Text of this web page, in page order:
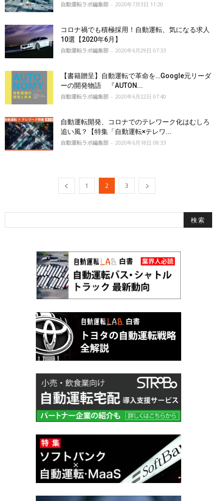
自動運転ラボ編集部 - 2020年7月3日 11:20
コロナ禍でも積極採用！自動運転、気になる求人
10選【2020年6月】
自動運転ラボ編集部 - 2020年6月29日 07:33
【書籍贈呈】自動運転で革命を…Google元リーダ
ーの開発物語 『AUTON...
自動運転ラボ編集部 - 2020年6月22日 07:40
自動運転開発、コロナでのテレワーク化はむしろ
追い風？【特集「自動運転×テレワ...
自動運転ラボ編集部 - 2020年6月18日 08:33
1 2 3